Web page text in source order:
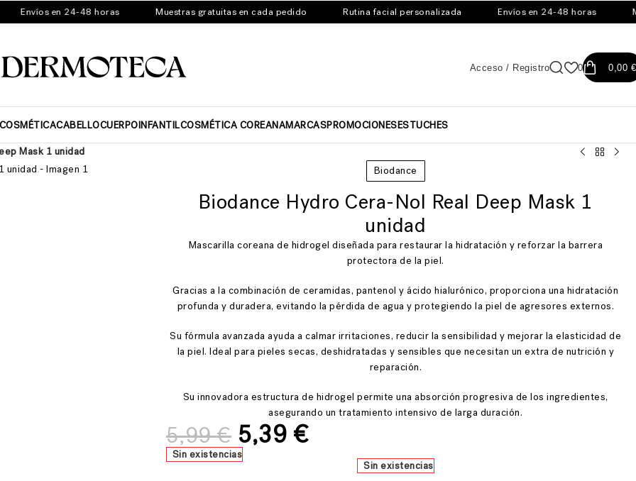
Envíos en 24-48 horas Muestras gratuitas en cada pedido Rutina facial personalizada Envíos en 24-48 horas
Acceso / Registro 0 0,00 €
CABELLOCUERPOINFANTILCOSMÉTICA COREANAMARCASPROMOCIONESESTUCHES
Mask 1 unidad
Biodance
Biodance Hydro Cera-Nol Real Deep Mask 1
unidad
Mascarilla coreana de hidrogel diseñada para restaurar la hidratación y reforzar la barrera
protectora de la piel.
Gracias a la combinación de ceramidas, pantenol y ácido hialurónico, proporciona una hidratación
profunda y duradera, evitando la pérdida de agua y protegiendo la piel de agresores externos.
Su fórmula avanzada ayuda a calmar irritaciones, reducir la sensibilidad y mejorar la elasticidad de
la piel. Ideal para pieles secas, deshidratadas y sensibles que necesitan un extra de nutrición y
reparación.
Su innovadora estructura de hidrogel permite una absorción progresiva de los ingredientes,
asegurando un tratamiento intensivo de larga duración.
5,99€ 5,39 €
Sin existencias
Sin existencias